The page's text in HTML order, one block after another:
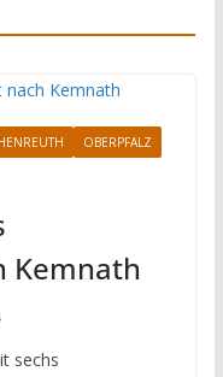
OBERPFALZ
Kemnath
sechs